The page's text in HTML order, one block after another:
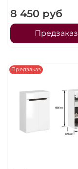
8 450 руб
Предзаказ
Предзаказ